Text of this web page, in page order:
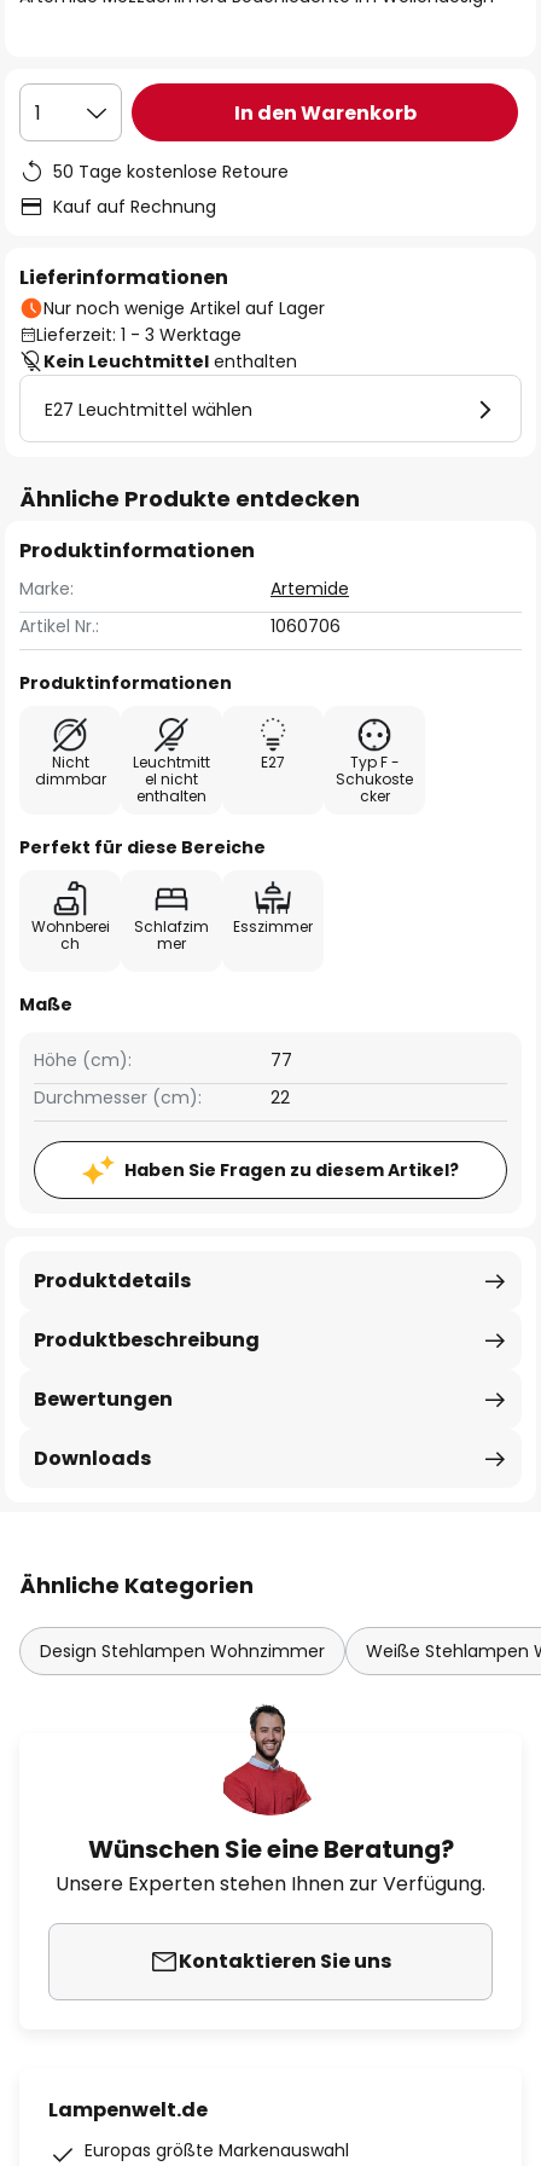
1 In den Warenkorb
50 Tage kostenlose Retoure
Kauf auf Rechnung
Lieferinformationen
Nur noch wenige Artikel auf Lager
Lieferzeit: 1 - 3 Werktage
Kein Leuchtmittel enthalten
E27 Leuchtmittel wählen
Ähnliche Produkte entdecken
Produktinformationen
Marke:
Artemide
Artikel Nr.:
1060706
Produktinformationen
Nicht
dimmbar
Leuchtmitt
el nicht
enthalten
E27
Typ F -
Schukoste
cker
Perfekt für diese Bereiche
Wohnberei
ch
Schlafzim
mer
Esszimmer
Maße
Höhe (cm):
77
Durchmesser (cm):
22
Haben Sie Fragen zu diesem Artikel?
Produktbeschreibung
Produktdetails
Bewertungen
Downloads
Ähnliche Kategorien
Design Stehlampen Wohnzimmer Weiße Stehlampen
Wünschen Sie eine Beratung?
Unsere Experten stehen Ihnen zur Verfügung.
Kontaktieren Sie uns
Lampenwelt.de
Europas größte Markenauswahl